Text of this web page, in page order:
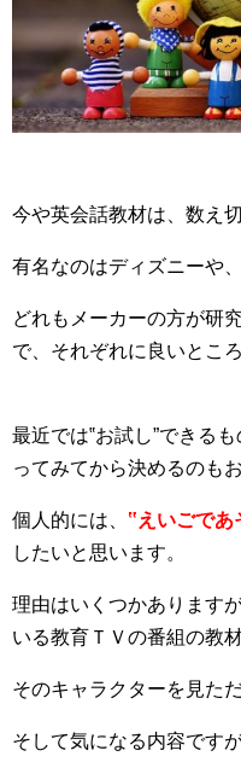
今や英会話教材は、数え
有名なのはディズニーや
どれもメーカーの方が研
で、それぞれに良いとこ
最近では‟お試し”できる
ってみてから決めるのも
個人的には、 ‟えいごで
したいと思います。
理由はいくつかあります
いる教育ＴＶの番組の教
そのキャラクターを見た
そして気になる内容です